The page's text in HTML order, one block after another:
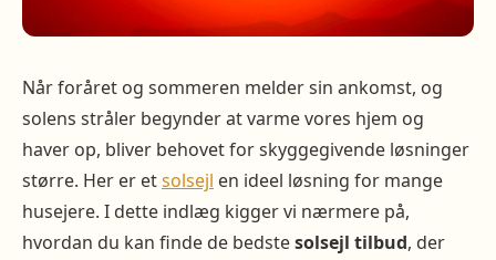
Når foråret og sommeren melder sin ankomst, og
solens stråler begynder at varme vores hjem og
haver op, bliver behovet for skyggegivende løsninger
større. Her er etsolsejl en ideel løsning for mange
husejere. I dette indlæg kigger vi nærmere på,
hvordan du kan finde de bedstesolsejl tilbud, der